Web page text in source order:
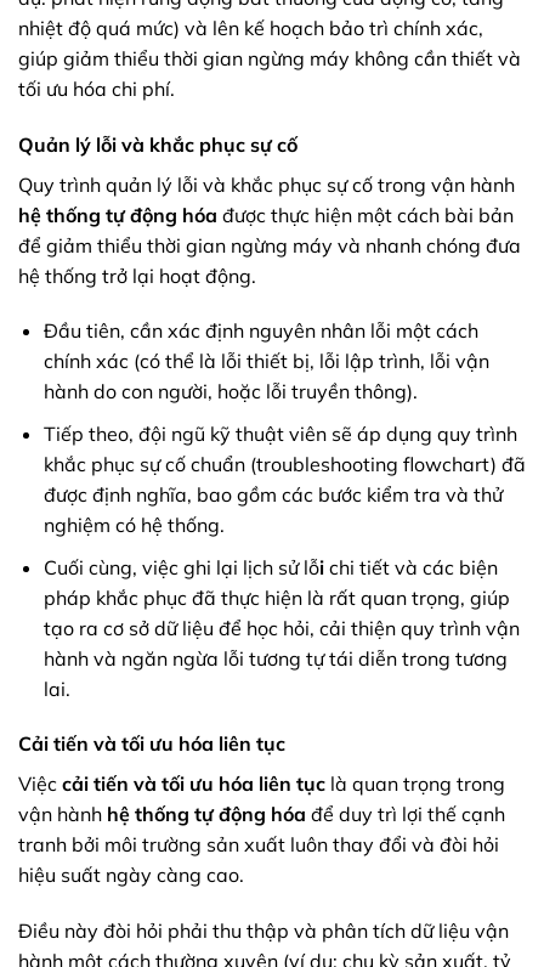
nhiệt độ quá mức) và lên kế hoạch bảo trì chính xác,
giúp giảm thiểu thời gian ngừng máy không cần thiết và
tối ưu hóa chi phí.
Quản lý lỗi và khắc phục sự cố
Quy trình quản lý lỗi và khắc phục sự cố trong vận hành
hệ thống tự động hóa được thực hiện một cách bài bản
để giảm thiểu thời gian ngừng máy và nhanh chóng đưa
hệ thống trở lại hoạt động.
Đầu tiên, cần xác định nguyên nhân lỗi một cách
chính xác (có thể là lỗi thiết bị, lỗi lập trình, lỗi vận
hành do con người, hoặc lỗi truyền thông).
Tiếp theo, đội ngũ kỹ thuật viên sẽ áp dụng quy trình
khắc phục sự cố chuẩn (troubleshooting flowchart) đã
được định nghĩa, bao gồm các bước kiểm tra và thử
nghiệm có hệ thống.
Cuối cùng, việc ghi lại lịch sử lỗichi tiết và các biện
pháp khắc phục đã thực hiện là rất quan trọng, giúp
tạo ra cơ sở dữ liệu để học hỏi, cải thiện quy trình vận
hành và ngăn ngừa lỗi tương tự tái diễn trong tương
lai.
Cải tiến và tối ưu hóa liên tục
Việc cải tiến và tối ưu hóa liên tục là quan trọng trong
vận hành hệ thống tự động hóa để duy trì lợi thế cạnh
tranh bởi môi trường sản xuất luôn thay đổi và đòi hỏi
hiệu suất ngày càng cao.
Điều này đòi hỏi phải thu thập và phân tích dữ liệu vận
hành một cách thường xuyên (ví dụ: chu kỳ sản xuất, tỷ